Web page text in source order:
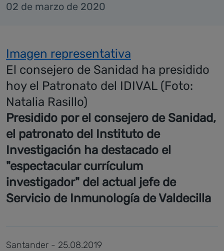
02 de marzo de 2020
Imagen representativa
El consejero de Sanidad ha presidido
hoy el Patronato del IDIVAL (Foto:
Natalia Rasillo)
Presidido por el consejero de Sanidad,
el patronato del Instituto de
Investigación ha destacado el
"espectacular currículum
investigador" del actual jefe de
Servicio de Inmunología de Valdecilla
Santander - 25.08.2019